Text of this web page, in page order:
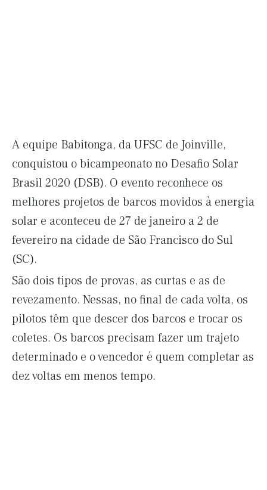
A equipe Babitonga, da UFSC de Joinville,
conquistou o bicampeonato no Desafio Solar
Brasil 2020 (DSB). O evento reconhece os
melhores projetos de barcos movidos à energia
solar e aconteceu de 27 de janeiro a 2 de
fevereiro na cidade de São Francisco do Sul
(SC).
São dois tipos de provas, as curtas e as de
revezamento. Nessas, no final de cada volta, os
pilotos têm que descer dos barcos e trocar os
coletes. ‬Os barcos precisam fazer um trajeto
determinado e o vencedor é quem completar as
dez voltas em menos tempo.